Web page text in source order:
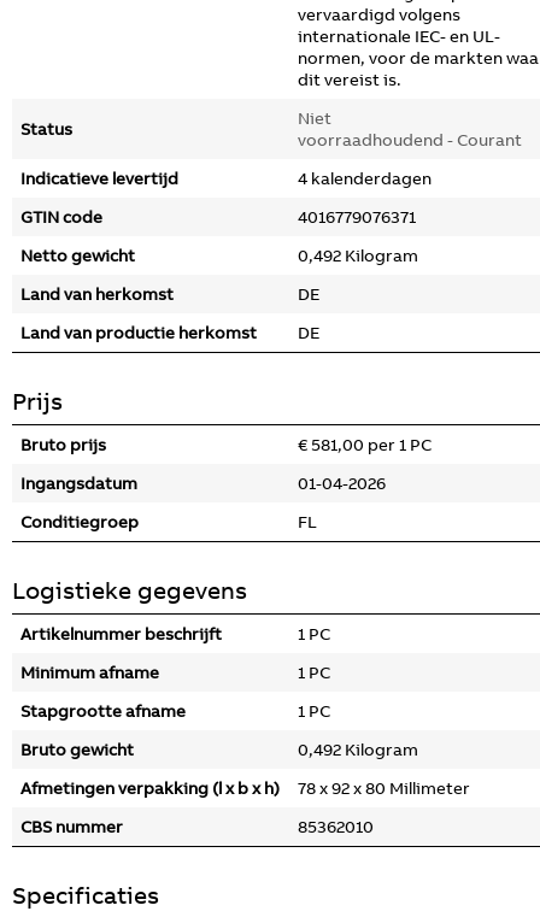
vervaardigd volgens
internationale IEC- en UL-
normen, voor de markten
dit vereist is.
Status
Niet
voorraadhoudend - Courant
Indicatieve levertijd
4 kalenderdagen
GTIN code
4016779076371
Netto gewicht
0,492 Kilogram
Land van herkomst
DE
Land van productie herkomst
DE
Prijs
Bruto prijs
€ 581,00 per 1 PC
Ingangsdatum
01-04-2026
Conditiegroep
FL
Logistieke gegevens
Artikelnummer beschrijft
1 PC
Minimum afname
1 PC
Stapgrootte afname
1 PC
Bruto gewicht
0,492 Kilogram
Afmetingen verpakking (l x b x h)
78 x 92 x 80 Millimeter
CBS nummer
85362010
Specificaties